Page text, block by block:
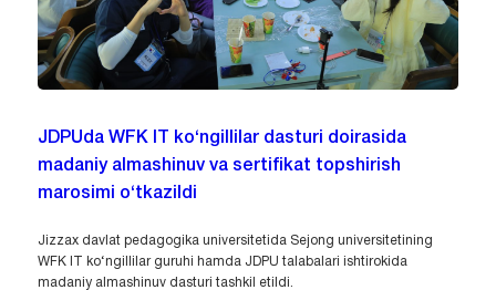
JDPUda WFK IT ko‘ngillilar dasturi doirasida
madaniy almashinuv va sertifikat topshirish
marosimi o‘tkazildi
Jizzax davlat pedagogika universitetida Sejong universitetining
WFK IT ko‘ngillilar guruhi hamda JDPU talabalari ishtirokida
madaniy almashinuv dasturi tashkil etildi.